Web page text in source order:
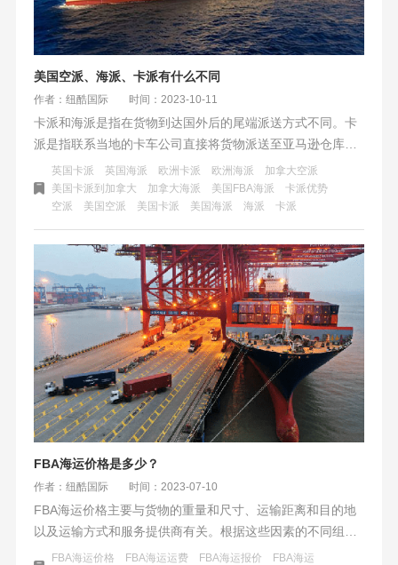
美国空派、海派、卡派有什么不同
作者：纽酷国际 时间：2023-10-11
卡派和海派是指在货物到达国外后的尾端派送方式不同。卡
派是指联系当地的卡车公司直接将货物派送至亚马逊仓库，
适合大货中转入仓，对货物尺寸重量没有过多限制，丢件率
低。海派则是指将货物交付给当地的快递公司（如FedEx和
UPS），由快递公司进行最后的派送入仓，有单号可以追
踪，快递网点多，适合偏远仓库选择。
英国卡派 英国海派 欧洲卡派 欧洲海派
加拿大空派
美国卡派到加拿大
加拿大海派 美国FBA海派
卡派优势
空派
美国空派 美国卡派 美国海派 海派 卡派
FBA海运价格是多少？
作者：纽酷国际 时间：2023-07-10
FBA海运价格主要与货物的重量和尺寸、运输距离和目的地
以及运输方式和服务提供商有关。根据这些因素的不同组
合，FBA海运价格会有所变化。因此，在选择FBA海运时，
FBA海运价格 FBA海运运费 FBA海运报价
​FBA海运